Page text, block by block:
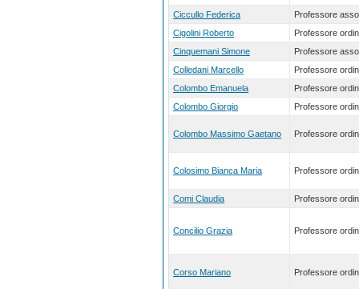
Ciccullo Federica
Professore
Cigolini Roberto
Professore
Cinquemani Simone
Professore
Colledani Marcello
Professore
Colombo Emanuela
Professore
Colombo Giorgio
Professore
Colombo Massimo Gaetano Professore
Colosimo Bianca Maria Professore
Comi Claudia Professore
Concilio Grazia Professore
Corso Mariano Professore